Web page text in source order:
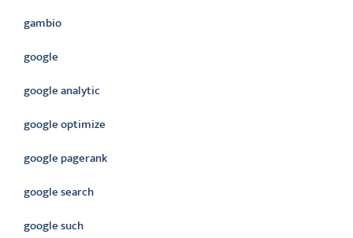
gambio
google
google analytic
google optimize
google pagerank
google search
google such